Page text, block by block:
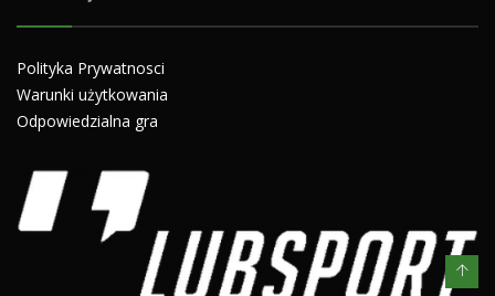
Polityka Prywatnosci
Warunki użytkowania
Odpowiedzialna gra